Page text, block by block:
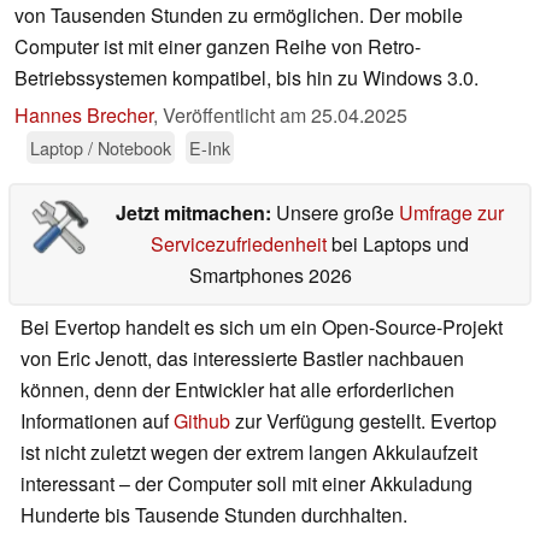
von Tausenden Stunden zu ermöglichen. Der mobile
Computer ist mit einer ganzen Reihe von Retro-
Betriebssystemen kompatibel, bis hin zu Windows 3.0.
Hannes Brecher, Veröffentlicht am25.04.2025
Laptop / Notebook E-Ink
Jetzt mitmachen: Unsere große Umfrage zur
Servicezufriedenheitbei Laptops und
Smartphones 2026
Bei Evertop handelt es sich um ein Open-Source-Projekt
von Eric Jenott, das interessierte Bastler nachbauen
können, denn der Entwickler hat alle erforderlichen
Informationen aufGithubzur Verfügung gestellt. Evertop
ist nicht zuletzt wegen der extrem langen Akkulaufzeit
interessant – der Computer soll mit einer Akkuladung
Hunderte bis Tausende Stunden durchhalten.